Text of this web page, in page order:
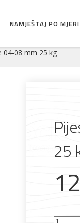
ponudi
NAMJEŠTAJ PO MJERI
04-08 mm 25 kg
25
Pijesak